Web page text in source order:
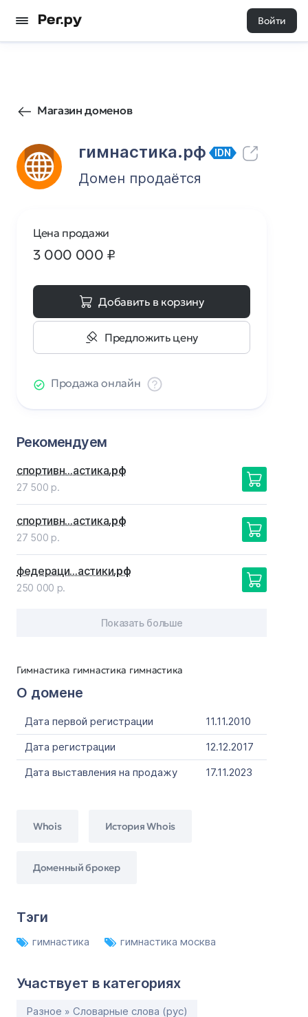
Войти
Магазин доменов
гимнастика.рф IDN
65 0
Домен продаётся
Гимнастика гимнастика гимнастика
О домене
Дата первой регистрации
11.11.2010
Дата регистрации
12.12.2017
Дата выставления на продажу
17.11.2023
Whois История Whois
Доменный брокер
Тэги
гимнастика гимнастика москва
Участвует в категориях
Разное » Словарные слова (рус)
Цена продажи
3 000 000 ₽
Добавить в корзину
Предложить цену
Продажа онлайн
Рекомендуем
спортивн…астика.рф
27 500 р.
спортивн…астика.рф
27 500 р.
федераци…астики.рф
250 000 р.
Показать больше